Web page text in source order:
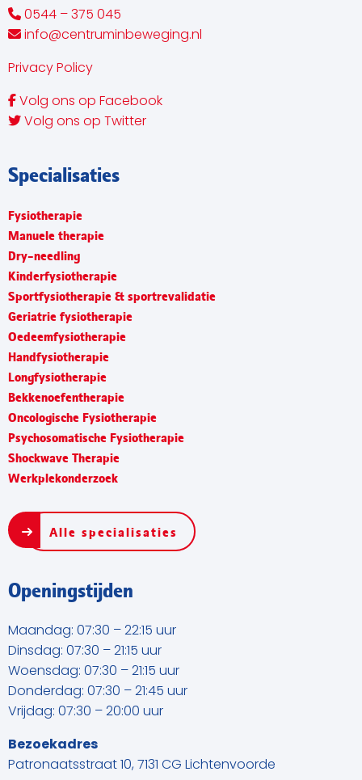
0544 – 375 045
info@centruminbeweging.nl
Privacy Policy
Volg ons op Facebook
Volg ons op Twitter
Specialisaties
Fysiotherapie
Manuele therapie
Dry-needling
Kinderfysiotherapie
Sportfysiotherapie & sportrevalidatie
Geriatrie fysiotherapie
Oedeemfysiotherapie
Handfysiotherapie
Longfysiotherapie
Bekkenoefentherapie
Oncologische Fysiotherapie
Psychosomatische Fysiotherapie
Shockwave Therapie
Werkplekonderzoek
Alle specialisaties
Openingstijden
Maandag: 07:30 – 22:15 uur
Dinsdag: 07:30 – 21:15 uur
Woensdag: 07:30 – 21:15 uur
Donderdag: 07:30 – 21:45 uur
Vrijdag: 07:30 – 20:00 uur
Bezoekadres
Patronaatsstraat 10, 7131 CG Lichtenvoorde